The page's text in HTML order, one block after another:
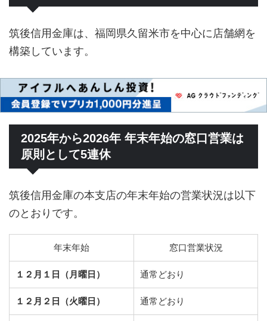
筑後信用金庫は、福岡県久留米市を中心に店舗網を
構築しています。
2025年から2026年 年末年始の窓口営業は
原則として5連休
筑後信用金庫の本支店の年末年始の営業状況は以下
のとおりです。
年末年始 窓口営業状況
１２月１日（月曜日） 通常どおり
１２月２日（火曜日） 通常どおり